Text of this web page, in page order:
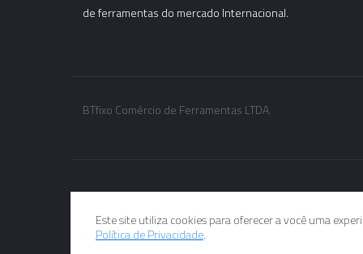
de ferramentas do mercado Internacional.
BTfixo Comércio de Ferramentas LTDA.
Este site utiliza cookies para oferecer a você uma
Política de Privacidade.